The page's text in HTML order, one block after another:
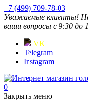
+7 (499) 709-78-03
Уважаемые клиенты!
ваши вопросы с 9:30 до
VK
Telegram
Instagram
0
Закрыть меню